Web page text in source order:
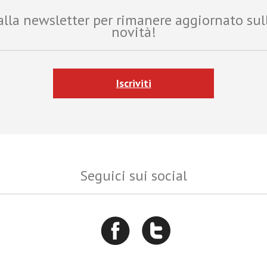
newsletter per rimanere aggiornato
novità!
Iscriviti
Seguici sui social